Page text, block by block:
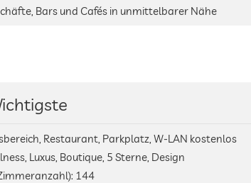
Bars und Cafés in unmittelbarer Nähe
Restaurant, Parkplatz, W-LAN kostenlos
Luxus, Boutique, 5 Sterne, Design
144